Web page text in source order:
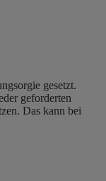
gesetzt.
geforderten
Das kann bei